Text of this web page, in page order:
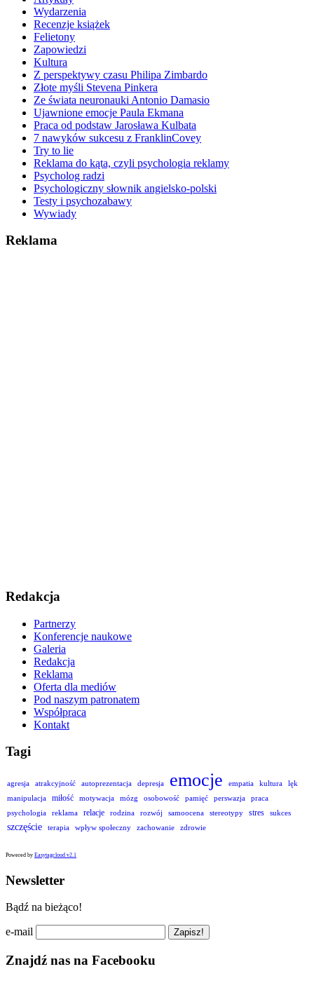
Wydarzenia
Recenzje książek
Felietony
Zapowiedzi
Kultura
Z perspektywy czasu Philipa Zimbardo
Złote myśli Stevena Pinkera
Ze świata neuronauki Antonio Damasio
Ujawnione emocje Paula Ekmana
Praca od podstaw Jarosława Kulbata
7 nawyków sukcesu z FranklinCovey
Try to lie
Reklama do kąta, czyli psychologia reklamy
Psycholog radzi
Psychologiczny słownik angielsko-polski
Testy i psychozabawy
Wywiady
Reklama
Redakcja
Partnerzy
Konferencje naukowe
Galeria
Redakcja
Reklama
Oferta dla mediów
Pod naszym patronatem
Współpraca
Kontakt
Tagi
agresja atrakcyjność autoprezentacja depresja emocje empatia kultura
lęk
manipulacja
miłość motywacja mózg osobowość pamięć perswazja
praca
psychologia
reklama relacje rodzina rozwój samoocena stereotypy stres sukces
szczęście terapia wpływ społeczny zachowanie zdrowie
Powered by Easytagcloud v2.1
Newsletter
Bądź na bieżąco!
e-mail
Znajdź nas na Facebooku